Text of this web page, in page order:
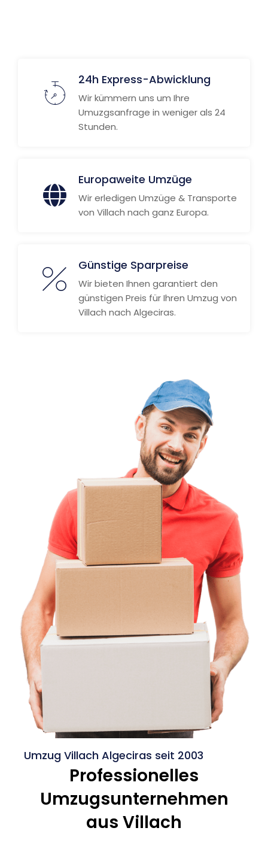
24h Express-Abwicklung
Wir kümmern uns um Ihre
Umuzgsanfrage in weniger als 24
Stunden.
Europaweite Umzüge
Wir erledigen Umzüge & Transporte
von Villach nach ganz Europa.
Günstige Sparpreise
Wir bieten Ihnen garantiert den
günstigen Preis für Ihren Umzug von
Villach nach Algeciras.
Umzug Villach Algeciras seit 2003
Professionelles
Umzugsunternehmen
aus Villach